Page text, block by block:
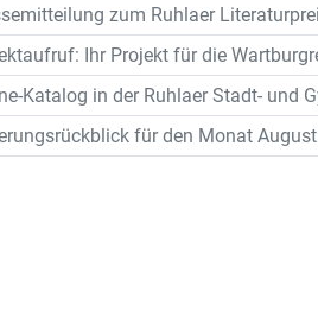
zum Ruhlaer
Ihr Projekt für die
Katalog in der Ruhlaer Stadt- und
für den Monat